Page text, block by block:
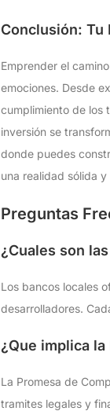
Conclusión: Tu
Emprender el
emociones. Desde
cumplimiento de los
inversión se
donde puedes
una realidad sólida
Preguntas
¿Cuales son
Los bancos locales
desarrolladores.
¿Que implica
La Promesa de
tramites legales y